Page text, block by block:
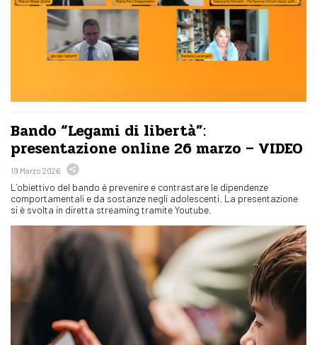
Bando “Legami di libertà”:
presentazione online 26 marzo – VIDEO
19 Marzo 2026
L’obiettivo del bando è prevenire e contrastare le dipendenze
comportamentali e da sostanze negli adolescenti. La presentazione
si è svolta in diretta streaming tramite Youtube.